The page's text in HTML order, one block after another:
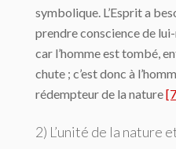
symbolique. L’Esprit a
prendre conscience de
car l’homme est tombé,
chute ; c’est donc à
rédempteur de la nature
2) L’unité de la nature